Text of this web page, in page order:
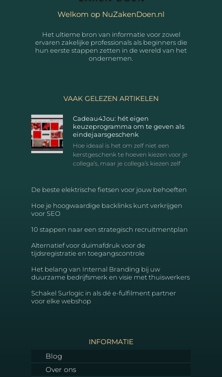
Welkom op NuZakenDoen.nl
Het ultieme bron van informatie voor zowel
ervaren zakelijke professionals als beginners die
hun eerste stappen zetten in de wereld van het
ondernemen.
VAAK GELEZEN ARTIKELEN
Cadeau4Jou: hét eigen
keuzeprogramma om te geven als
eindejaarsgeschenk
Hoe ideaal is het om zelf niet een
kerstgeschenk te hoeven kiezen voor je
collega’s, maar je collega’s kiezen zelf
De beste elektrische fietsen voor jouw behoeften
Hoe je hoogwaardige backlinks kunt verkrijgen
voor SEO
10 stappen naar een strategisch recruitmentplan
Alternatief voor duimafdruk voor de
tijdsregistratie en toegangscontrole
Het belang van Internal Branding bij uw
duurzame bedrijfsmerk en visie met thuiswerkers
Schakel Surlogic in als dé e-fulfilment partner
voor elke webshop
INFORMATIE
Blog
Over ons